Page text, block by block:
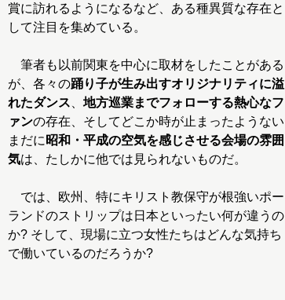
賞に訪れるようになるなど、ある種異質な存在と
して注目を集めている。
筆者も以前関東を中心に取材をしたことがある
が、各々の踊り子が生み出すオリジナリティに溢
れたダンス
地方巡業までフォローする熱心なフ
ァンの存在、そしてどこか時が止まったようない
まだに 昭和・平成の空気を感じさせる会場の雰囲
気は、たしかに他では見られないものだ。
では、欧州、特にキリスト教保守が根強いポー
ランドのストリップは日本といったい何が違うの
か? そして、現場に立つ女性たちはどんな気持ち
で働いているのだろうか?